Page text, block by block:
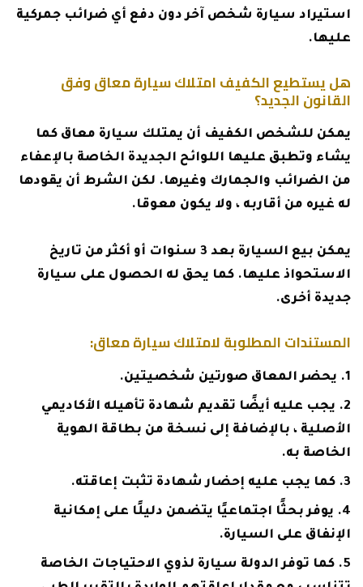
استيراد سيارة شخص آخر دون دفع أي ضرائب جمركية
عليها.
هل يستطيع الكفيف امتلاك سيارة معاق وفق
القانون الجديد؟
يمكن للشخص الكفيف أن يمتلك سيارة معاق كما
يشاء وتطبق عليها اللوائح الجديدة الخاصة بالإعفاء
من الضرائب والجمارك وغيرها. لكن الشرط أن يقودها
له غيره من أقاربه ، ولا يكون معوقا.
يمكن بيع السيارة بعد 3 سنوات أو أكثر من تاريخ
الاستحواذ عليها. كما يحق له الحصول على سيارة
جديدة أخرى.
المستندات المطلوبة لامتلاك سيارة معاق:
يحضر المعاق صورتين شخصيتين.
يجب عليه أيضًا تقديم شهادة تأهيله الأكاديمي
الأصلية ، بالإضافة إلى نسخة من بطاقة الهوية
الخاصة به.
كما يجب عليه إحضار شهادة تثبت إعاقته.
يوفر بحثًا اجتماعيًا يتضمن دليلًا على إمكانية
الإنفاق على السيارة.
كما توفر الدولة سيارة لذوي الاحتياجات الخاصة